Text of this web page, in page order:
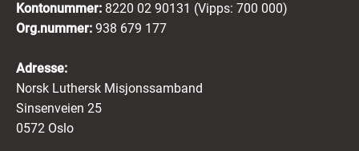
Kontonummer: 8220 02 90131 (Vipps: 700 000)
Org.nummer: 938 679 177
Adresse:
Norsk Luthersk Misjonssamband
Sinsenveien 25
0572 Oslo